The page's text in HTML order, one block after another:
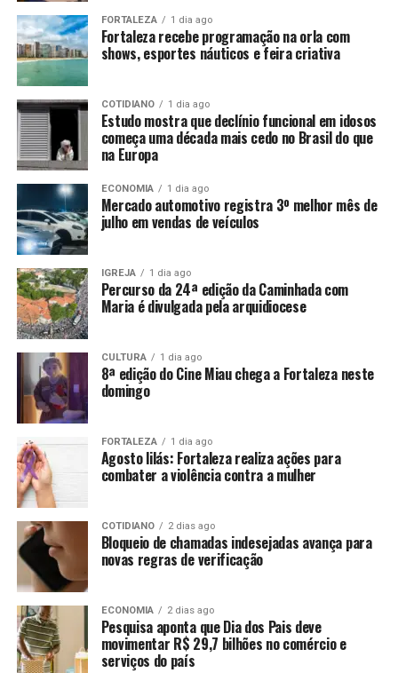
FORTALEZA 1 dia ago
Fortaleza recebe programação na orla com
shows, esportes náuticos e feira criativa
COTIDIANO 1 dia ago
Estudo mostra que declínio funcional em idosos
começa uma década mais cedo no Brasil do que
na Europa
ECONOMIA 1 dia ago
Mercado automotivo registra 3º melhor mês de
julho em vendas de veículos
IGREJA 1 dia ago
Percurso da 24ª edição da Caminhada com
Maria é divulgada pela arquidiocese
CULTURA 1 dia ago
8ª edição do Cine Miau chega a Fortaleza neste
domingo
FORTALEZA 1 dia ago
Agosto lilás: Fortaleza realiza ações para
combater a violência contra a mulher
COTIDIANO 2 dias ago
Bloqueio de chamadas indesejadas avança para
novas regras de verificação
ECONOMIA 2 dias ago
Pesquisa aponta que Dia dos Pais deve
movimentar R$ 29,7 bilhões no comércio e
serviços do país